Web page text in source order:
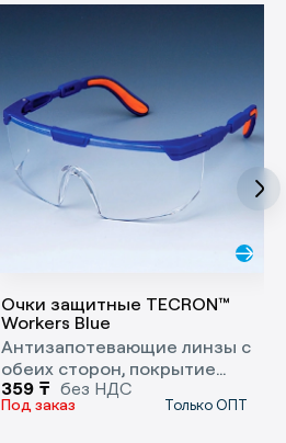
Очки защитные TECRON™
Workers Blue
Антизапотевающие линзы с
обеих сторон, покрытие
против царапин с обеих
сторон линз
359 ₸ без НДС
Под заказ Только ОПТ